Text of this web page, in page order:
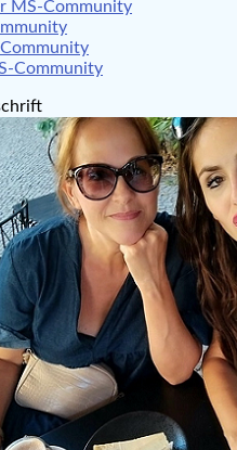
MS-Community
Community